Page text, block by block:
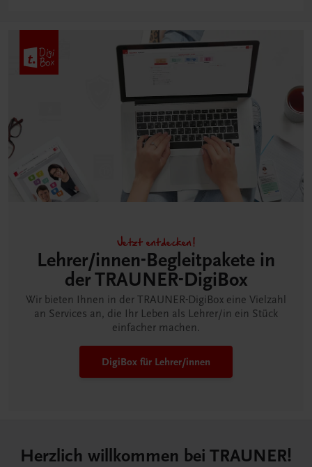
Jetzt entdecken!
Lehrer/innen-Begleitpakete in
der TRAUNER-DigiBox
Wir bieten Ihnen in der TRAUNER-DigiBox eine Vielzahl
an Services an, die Ihr Leben als Lehrer/in ein Stück
einfacher machen.
DigiBox für Lehrer/innen
Herzlich willkommen bei TRAUNER!